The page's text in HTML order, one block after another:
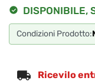
DISPONIBILE,
Condizioni Prodotto:
Ricevilo